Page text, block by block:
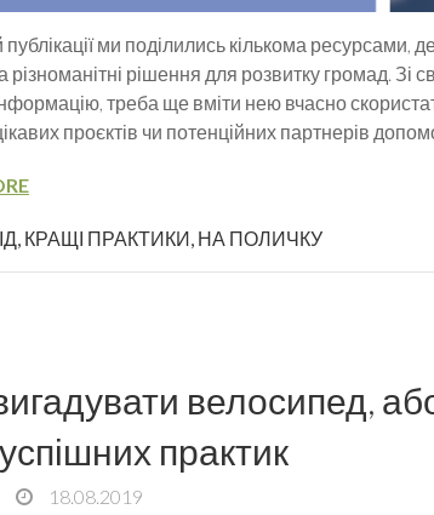
публікації ми поділились кількома
різноманітні рішення для розвитку громад. Зі
треба ще вміти нею вчасно
проєктів чи потенційних партнерів
КРАЩІ ПРАКТИКИ НА ПОЛИЧКУ
велосипед,
практик
18.08.2019